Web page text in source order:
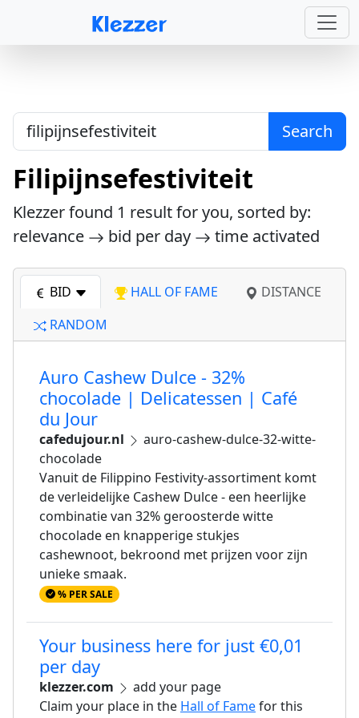
Search
Filipijnsefestiviteit
Klezzer found 1 result for you, sorted by:
relevance
bid per day time activated
BID HALL OF FAME
DISTANCE
RANDOM
Auro Cashew Dulce - 32%
chocolade | Delicatessen | Café
du Jour
cafedujour.nl
auro-cashew-dulce-32-witte-
chocolade
Vanuit de Filippino Festivity-assortiment komt
de verleidelijke Cashew Dulce - een heerlijke
combinatie van 32% geroosterde witte
chocolade en knapperige stukjes
cashewnoot, bekroond met prijzen voor zijn
unieke smaak.
% PER SALE
Your business here for just €0,01
per day
klezzer.com
add your page
Claim your place in the Hall of Famefor this